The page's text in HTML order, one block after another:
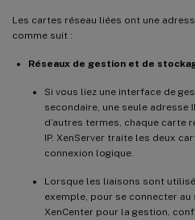
Les cartes réseau liées ont une
comme suit :
Réseaux de gestion et de
Si vous liez une interface de
secondaire, une seule adresse
d’autres termes, chaque carte
IP. XenServer traite les deux
connexion logique.
Lorsque les liaisons sont
exemple, pour se connecter
XenCenter pour la gestion,